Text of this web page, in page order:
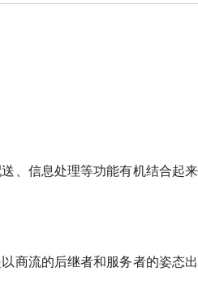
、信息处理等功能有机结合起来
商流的后继者和服务者的姿态出